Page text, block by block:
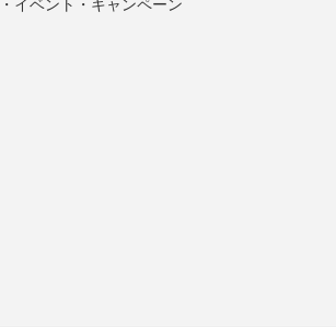
イベント・キャンペーン